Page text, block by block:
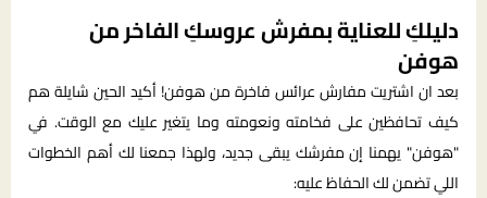
دليلكِ للعناية بمفرش عروسكِ الفاخر من
هوفن
بعد ان اشتريت مفارش عرائس فاخرة من هوفن! أكيد الحين شايلة هم
كيف تحافظين على فخامته ونعومته وما يتغير عليك مع الوقت. في
"هوفن" يهمنا إن مفرشك يبقى جديد، ولهذا جمعنا لك أهم الخطوات
اللي تضمن لك الحفاظ عليه: